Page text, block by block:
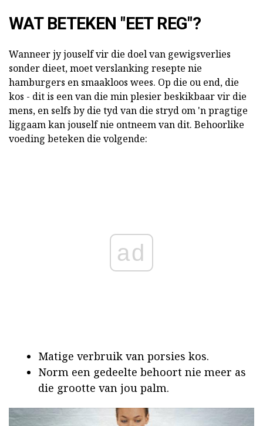
WAT BETEKEN "EET REG"?
Wanneer jy jouself vir die doel van gewigsverlies
sonder dieet, moet verslanking resepte nie
hamburgers en smaakloos wees. Op die ou end, die
kos - dit is een van die min plesier beskikbaar vir die
mens, en selfs by die tyd van die stryd om 'n pragtige
liggaam kan jouself nie ontneem van dit. Behoorlike
voeding beteken die volgende:
ad
Matige verbruik van porsies kos.
Norm een gedeelte behoort nie meer as
die grootte van jou palm.